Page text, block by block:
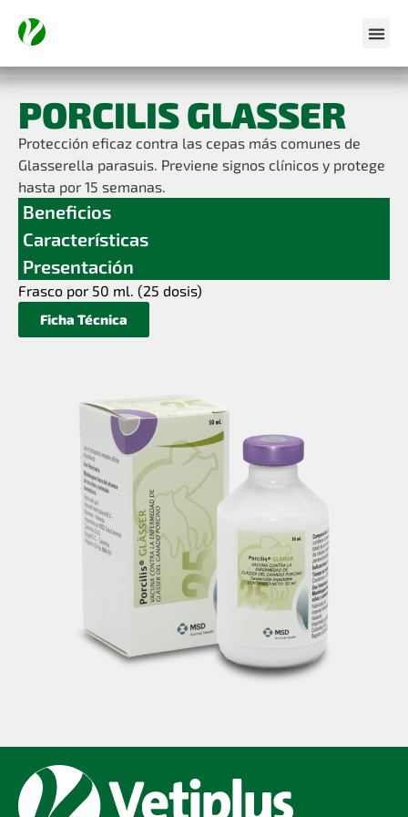
PORCILIS GLASSER
Protección eficaz contra las cepas más comunes de
Glasserella parasuis. Previene signos clínicos y protege
hasta por 15 semanas.
Beneficios
Características
Presentación
Frasco por 50 ml. (25 dosis)
Ficha Técnica